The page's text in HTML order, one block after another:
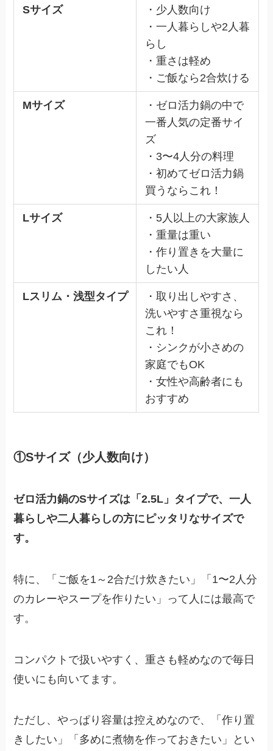
Sサイズ
・少人数向け
・一人暮らしや2人暮
らし
・重さは軽め
・ご飯なら2合炊ける
Mサイズ
・ゼロ活力鍋の中で
一番人気の定番サイ
ズ
・3〜4人分の料理
・初めてゼロ活力鍋
買うならこれ！
Lサイズ
・5人以上の大家族人
・重量は重い
・作り置きを大量に
したい人
Lスリム・浅型タイプ
・取り出しやすさ、
洗いやすさ重視なら
これ！
・シンクが小さめの
家庭でもOK
・女性や高齢者にも
おすすめ
①Sサイズ（少人数向け）
ゼロ活力鍋のSサイズは「2.5L」タイプで、一人
暮らしや二人暮らしの方にピッタリなサイズで
す。
特に、「ご飯を1～2合だけ炊きたい」「1〜2人分
のカレーやスープを作りたい」って人には最高で
す。
コンパクトで扱いやすく、重さも軽めなので毎日
使いにも向いてます。
ただし、やっぱり容量は控えめなので、「作り置
きしたい」「多めに煮物を作っておきたい」とい